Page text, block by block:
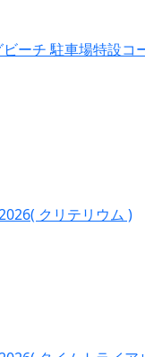
ーチ 駐車場特設コ
クリテリウム )